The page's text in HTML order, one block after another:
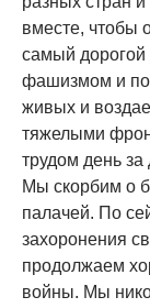
вместе, чтобы
самый
фашизмом и
живых и
тяжелыми
трудом день
Мы скорбим о
палачей. По
захоронения
продолжаем
войны. Мы